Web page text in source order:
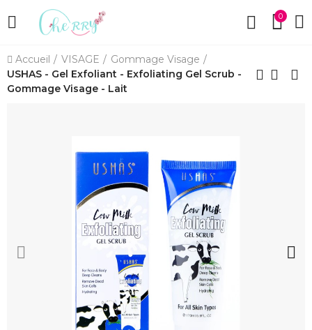
0
Accueil VISAGE
Gommage Visage
USHAS - Gel Exfoliant - Exfoliating Gel Scrub -
Gommage Visage - Lait